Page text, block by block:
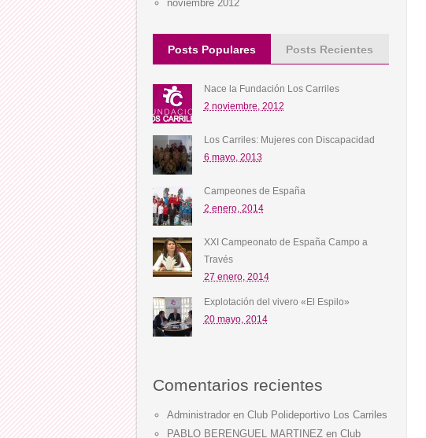
noviembre 2012
Posts Populares Posts Recientes
Nace la Fundación Los Carriles
2 noviembre, 2012
Los Carriles: Mujeres con Discapacidad
6 mayo, 2013
Campeones de España
2 enero, 2014
XXI Campeonato de España Campo a
Través
27 enero, 2014
Explotación del vivero «El Espilo»
20 mayo, 2014
Comentarios recientes
Administrador enClub Polideportivo Los Carriles
PABLO BERENGUEL MARTINEZ enClub